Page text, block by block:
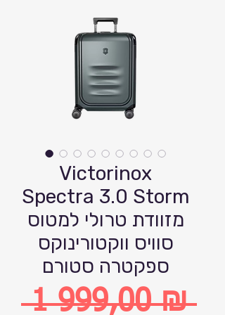
Victorinox
Spectra 3.0 Storm
מזוודת טרולי למטוס
סוויס ווקטורינוקס
ספקטרה סטורם
1 999,00 ₪